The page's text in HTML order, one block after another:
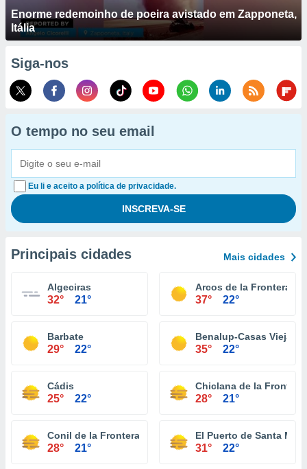
Enorme redemoinho de poeira avistado em Zapponeta,
Itália
Siga-nos
O tempo no seu email
Eu li e aceito a política de privacidade.
Principais cidades Mais cidades
Algeciras
32° 21°
Arcos de la Frontera
37° 22°
Barbate
29° 22°
Benalup-Casas Viejas
35° 22°
Cádis
25° 22°
Chiclana de la Frontera
28° 21°
Conil de la Frontera
28° 21°
El Puerto de Santa
31° 22°